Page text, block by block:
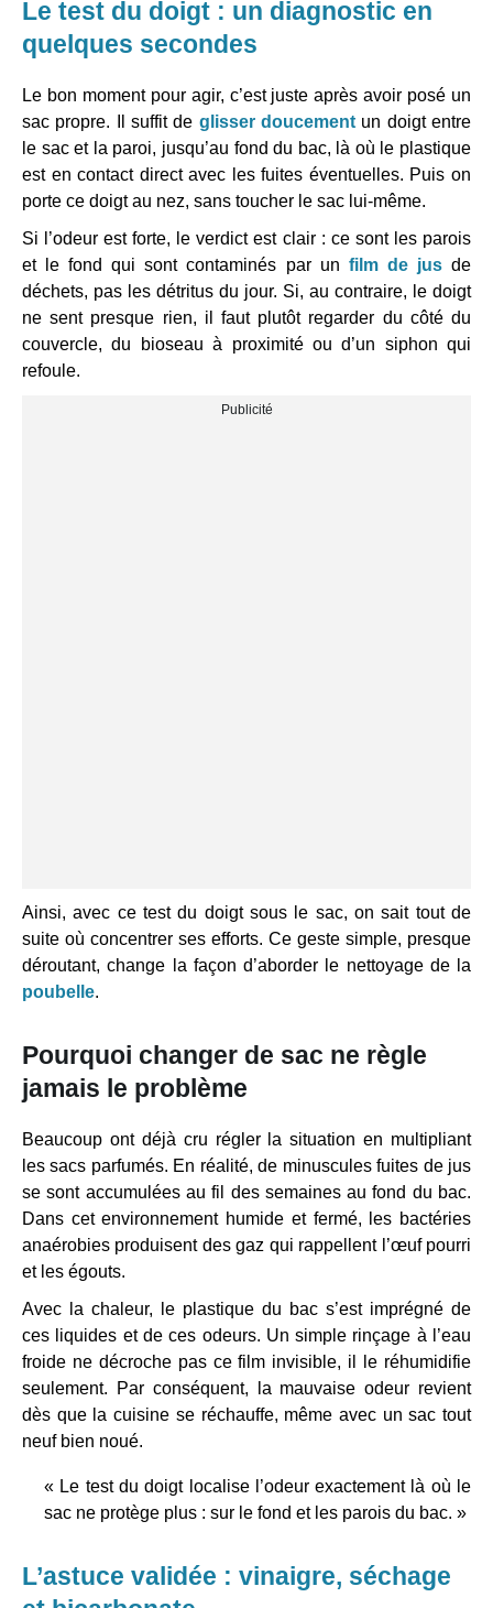
Le test du doigt : un diagnostic en
quelques secondes
Le bon moment pour agir, c’est juste après avoir posé un
sac propre. Il suffit de glisser doucement un doigt entre
le sac et la paroi, jusqu’au fond du bac, là où le plastique
est en contact direct avec les fuites éventuelles. Puis on
porte ce doigt au nez, sans toucher le sac lui-même.
Si l’odeur est forte, le verdict est clair : ce sont les parois
et le fond qui sont contaminés par un film de jusde
déchets, pas les détritus du jour. Si, au contraire, le doigt
ne sent presque rien, il faut plutôt regarder du côté du
couvercle, du bioseau à proximité ou d’un siphon qui
refoule.
Ainsi, avec ce test du doigt sous le sac, on sait tout de
suite où concentrer ses efforts. Ce geste simple, presque
déroutant, change la façon d’aborder le nettoyage de la
poubelle.
Pourquoi changer de sac ne règle
jamais le problème
Beaucoup ont déjà cru régler la situation en multipliant
les sacs parfumés. En réalité, de minuscules fuites de jus
se sont accumulées au fil des semaines au fond du bac.
Dans cet environnement humide et fermé, les bactéries
anaérobies produisent des gaz qui rappellent l’œuf pourri
et les égouts.
Avec la chaleur, le plastique du bac s’est imprégné de
ces liquides et de ces odeurs. Un simple rinçage à l’eau
froide ne décroche pas ce film invisible, il le réhumidifie
seulement. Par conséquent, la mauvaise odeur revient
dès que la cuisine se réchauffe, même avec un sac tout
neuf bien noué.
« Le test du doigt localise l’odeur exactement là où le
sac ne protège plus : sur le fond et les parois du bac. »
L’astuce validée : vinaigre, séchage